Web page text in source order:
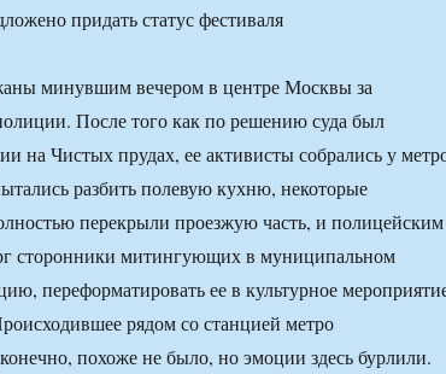
минувшим вечером в центре Москвы за
После того как по решению суда был
на Чистых прудах, ее активисты собрались у
разбить полевую кухню, некоторые
перекрыли проезжую часть, и полицейским
сторонники митингующих в муниципальном
переформатировать ее в культурное
рядом со станцией метро
похоже не было, но эмоции здесь бурлили.